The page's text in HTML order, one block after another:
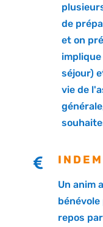
de
et on
séjour)
vie de

Un anim
bénévole
repos